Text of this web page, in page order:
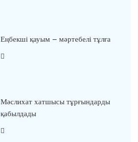
Еңбекші қауым – мәртебелі тұлға
Мәслихат хатшысы тұрғындарды
қабылдады